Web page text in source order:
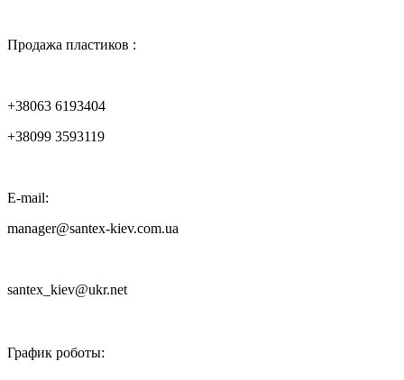
Продажа пластиков :
+38063 6193404
+38099 3593119
E-mail:
manager@santex-kiev.com.ua
santex_kiev@ukr.net
График роботы: